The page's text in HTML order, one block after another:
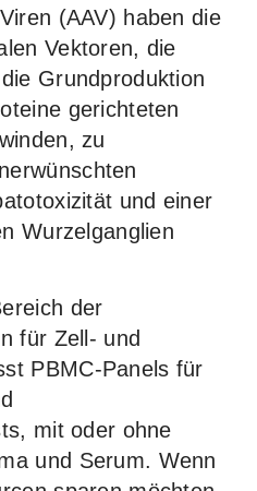
(AAV) haben die
Vektoren, die
Grundproduktion
gerichteten
zu
und einer
Wurzelganglien
der
für Zell- und
PBMC-Panels für
mit oder ohne
und Serum. Wenn